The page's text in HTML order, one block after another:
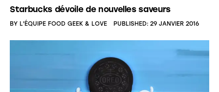
Starbucks dévoile de nouvelles saveurs
BY L'ÉQUIPE FOOD GEEK & LOVE PUBLISHED: 29 JANVIER 2016